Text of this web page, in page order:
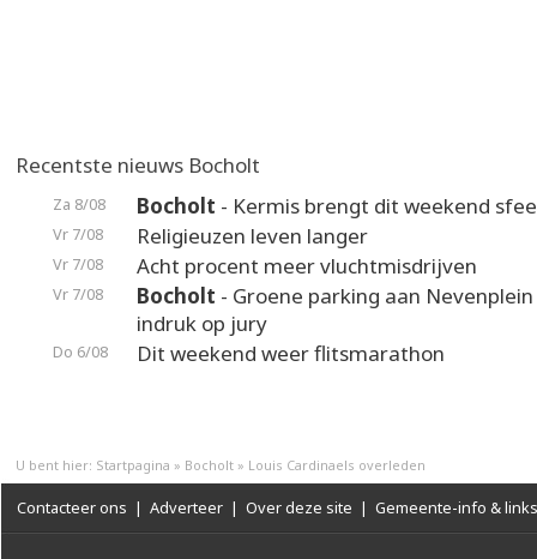
Recentste nieuws Bocholt
Za 8/08 Bocholt - Kermis brengt dit weekend
Vr 7/08 Religieuzen leven langer
Vr 7/08 Acht procent meer vluchtmisdrijven
Vr 7/08 Bocholt - Groene parking aan
indruk op jury
Do 6/08 Dit weekend weer flitsmarathon
U bent hier: Startpagina » Bocholt » Louis Cardinaels overleden
Contacteer ons | Adverteer | Over deze site | Gemeente-info & links